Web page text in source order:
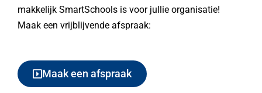
makkelijk SmartSchools is voor jullie organisatie!
Maak een vrijblijvende afspraak:
Maak een afspraak